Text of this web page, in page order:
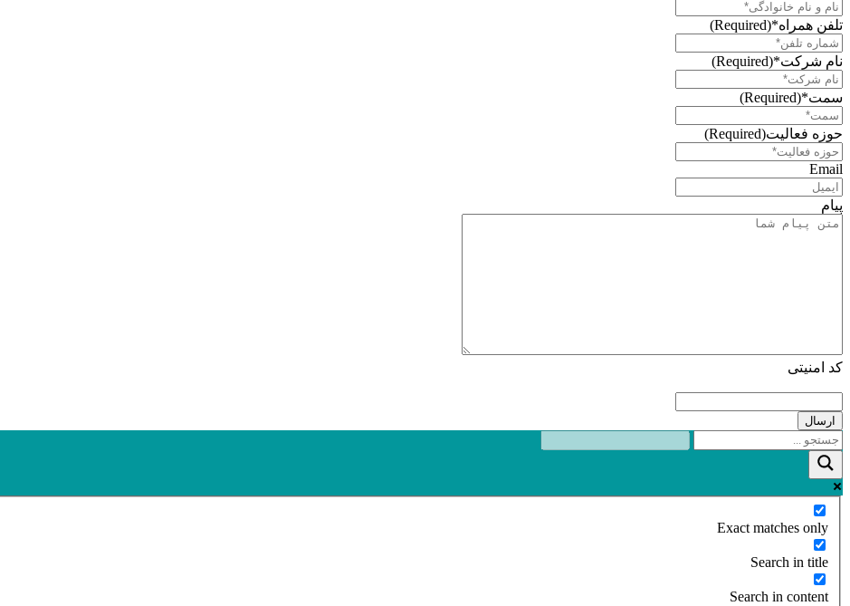
تلفن همراه*(Required)
نام شرکت*(Required)
سمت*(Required)
حوزه فعالیت(Required)
Email
پیام
کد امنیتی
Exact matches only
Search in title
Search in content